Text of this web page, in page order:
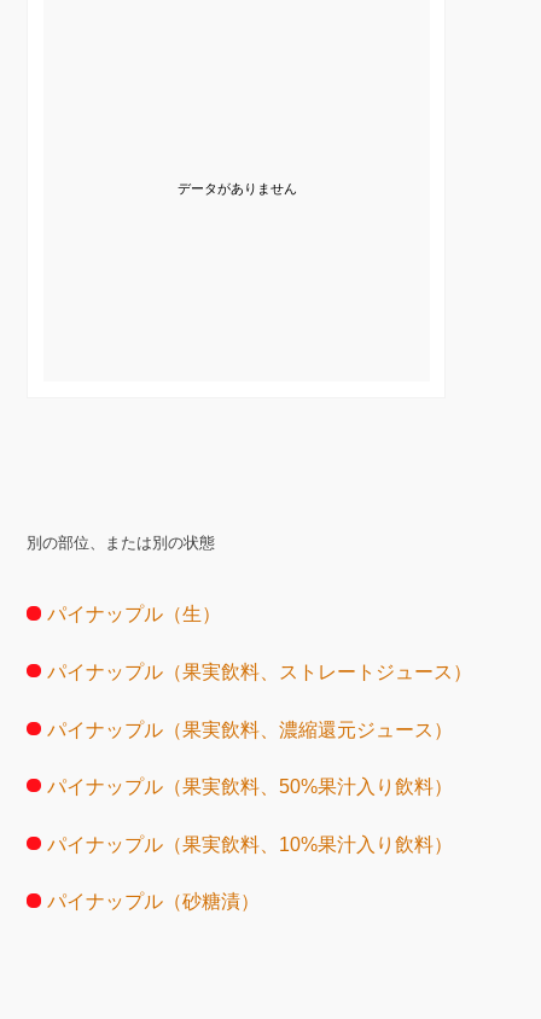
データがありません
別の部位、または別の状態
パイナップル（生）
パイナップル（果実飲料、ストレートジュース）
パイナップル（果実飲料、濃縮還元ジュース）
パイナップル（果実飲料、50%果汁入り飲料）
パイナップル（果実飲料、10%果汁入り飲料）
パイナップル（砂糖漬）